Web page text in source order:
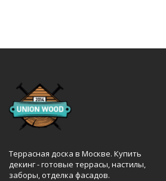
Террасная доска в Москве. Купить
декинг - готовые террасы, настилы,
заборы, отделка фасадов.